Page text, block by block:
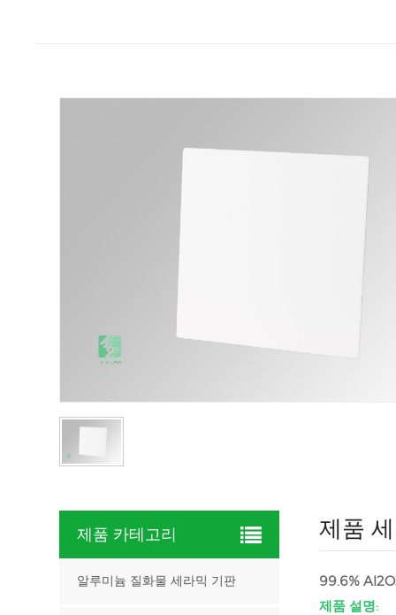
제품
99.6%
제품 설명:
제품 카테고리
알루미늄 질화물 세라믹 기판